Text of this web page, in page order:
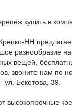
купить в
НН
разнообразие
вещей,
звоните нам по
Бекетова, 39.
высокопрочные